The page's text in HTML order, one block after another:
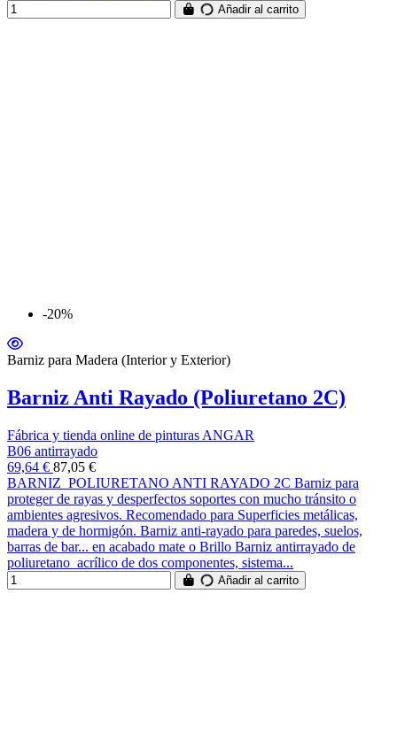
Añadir al carrito
-20%
Barniz para Madera (Interior y Exterior)
Barniz Anti Rayado (Poliuretano 2C)
Fábrica y tienda online de pinturas ANGAR
B06 antirrayado
69,64 € 87,05 €
BARNIZ POLIURETANO ANTI RAYADO 2C Barniz para
proteger de rayas y desperfectos soportes con mucho tránsito o
ambientes agresivos. Recomendado para Superficies metálicas,
madera y de hormigón. Barniz anti-rayado para paredes, suelos,
barras de bar... en acabado mate o Brillo Barniz antirrayado de
poliuretano acrílico de dos componentes, sistema...
Añadir al carrito